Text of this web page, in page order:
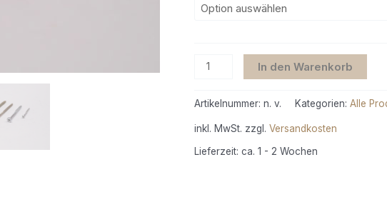
In den Warenkorb
Artikelnummer: n. v. Kategorien: Alle
inkl. MwSt. zzgl. Versandkosten
Lieferzeit: ca. 1 - 2 Wochen